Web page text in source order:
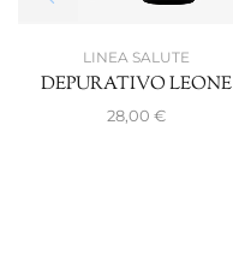
LINEA SALUTE
DEPURATIVO LEONE
28,00 €